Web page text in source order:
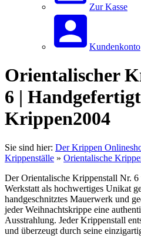
Zur Kasse
Kundenkonto
Orientalischer
6 |
Krippen2004
Sie sind hier: Der Krippen
Krippenställe » Orientalische
Der Orientalische Krippenstall Nr. 6
Werkstatt als hochwertiges Unikat
handgeschnitztes Mauerwerk und
jeder Weihnachtskrippe eine
Ausstrahlung. Jeder Krippenstall
und überzeugt durch seine